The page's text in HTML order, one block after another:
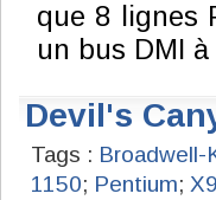
que 8 lignes
un bus DMI à
Devil's
Tags : Broadwell-
1150; Pentium;